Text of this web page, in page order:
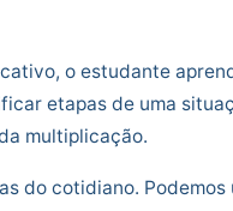
o estudante
etapas de uma
multiplicação.
do cotidiano. Podemos